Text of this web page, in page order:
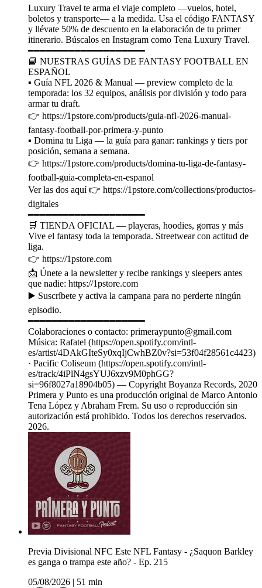
Luxury Travel te arma el viaje completo —vuelos, hotel,
boletos y transporte— a la medida. Usa el código FANTASY
y llévate 50% de descuento en la elaboración de tu primer
itinerario. Búscalos en Instagram como Tena Luxury Travel.
━━━━━━━━━━━━━━━━━━━━
📘 NUESTRAS GUÍAS DE FANTASY FOOTBALL EN
ESPAÑOL
▪️ Guía NFL 2026 & Manual — preview completo de la
temporada: los 32 equipos, análisis por división y todo para
armar tu draft.
👉 https://1pstore.com/products/guia-nfl-2026-manual-
fantasy-football-por-primera-y-punto
▪️ Domina tu Liga — la guía para ganar: rankings y tiers por
posición, semana a semana.
👉 https://1pstore.com/products/domina-tu-liga-de-fantasy-
football-guia-completa-en-espanol
Ver las dos aquí 👉 https://1pstore.com/collections/productos-
digitales
━━━━━━━━━━━━━━━━━━━━
🛒 TIENDA OFICIAL — playeras, hoodies, gorras y más
Vive el fantasy toda la temporada. Streetwear con actitud de
liga.
👉 https://1pstore.com
📩 Únete a la newsletter y recibe rankings y sleepers antes
que nadie: https://1pstore.com
▶️ Suscríbete y activa la campana para no perderte ningún
episodio.
━━━━━━━━━━━━━━━━━━━━
Colaboraciones o contacto: primeraypunto@gmail.com
Música: Rafatel (https://open.spotify.com/intl-
es/artist/4DAkGIteSy0xqIjCwhBZ0v?si=53f04f28561c4423)
· Pacific Coliseum (https://open.spotify.com/intl-
es/track/4iPlN4gsYUJ6xzv9M0phGG?
si=96f8027a18904b05) — Copyright Boyanza Records, 2020
Primera y Punto es una producción original de Marco Antonio
Tena López y Abraham Frem. Su uso o reproducción sin
autorización está prohibido. Todos los derechos reservados.
2026.
Previa Divisional NFC Este NFL Fantasy - ¿Saquon Barkley
es ganga o trampa este año? - Ep. 215
05/08/2026
51 min